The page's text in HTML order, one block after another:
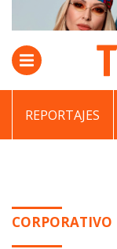
REPORTAJES
CORPORATIVO